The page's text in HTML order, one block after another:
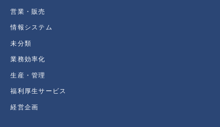
営業・販売
情報システム
未分類
業務効率化
生産・管理
福利厚生サービス
経営企画